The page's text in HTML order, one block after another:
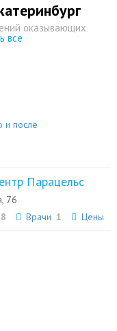
оказывающих
все
и после
Парацельс
76
8 Врачи 1 Цены